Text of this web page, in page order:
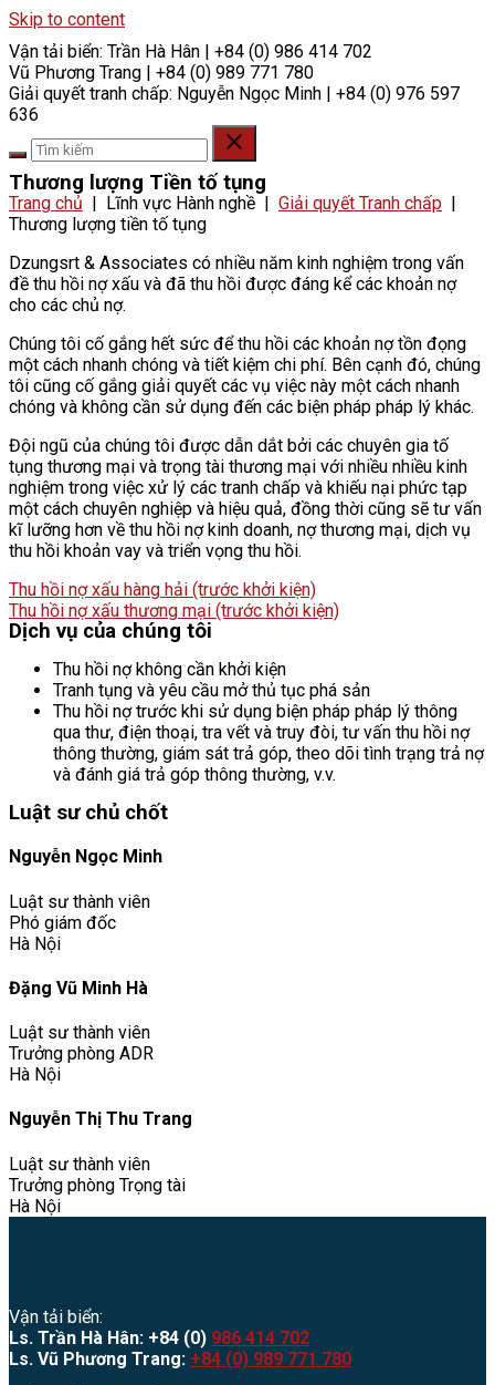
Skip to content
Vận tải biển: Trần Hà Hân | +84 (0) 986 414 702
Vũ Phương Trang | +84 (0) 989 771 780
Giải quyết tranh chấp: Nguyễn Ngọc Minh | +84 (0) 976 597
636
Thương lượng Tiền tố tụng
Trang chủ | Lĩnh vực Hành nghề | Giải quyết Tranh chấp |
Thương lượng tiền tố tụng
Dzungsrt & Associates có nhiều năm kinh nghiệm trong vấn
đề thu hồi nợ xấu và đã thu hồi được đáng kể các khoản nợ
cho các chủ nợ.
Chúng tôi cố gắng hết sức để thu hồi các khoản nợ tồn đọng
một cách nhanh chóng và tiết kiệm chi phí. Bên cạnh đó, chúng
tôi cũng cố gắng giải quyết các vụ việc này một cách nhanh
chóng và không cần sử dụng đến các biện pháp pháp lý khác.
Đội ngũ của chúng tôi được dẫn dắt bởi các chuyên gia tố
tụng thương mại và trọng tài thương mại với nhiều nhiều kinh
nghiệm trong việc xử lý các tranh chấp và khiếu nại phức tạp
một cách chuyên nghiệp và hiệu quả, đồng thời cũng sẽ tư vấn
kĩ lưỡng hơn về thu hồi nợ kinh doanh, nợ thương mại, dịch vụ
thu hồi khoản vay và triển vọng thu hồi.
Thu hồi nợ xấu hàng hải (trước khởi kiện)
Thu hồi nợ xấu thương mại (trước khởi kiện)
Dịch vụ của chúng tôi
Thu hồi nợ không cần khởi kiện
Tranh tụng và yêu cầu mở thủ tục phá sản
Thu hồi nợ trước khi sử dụng biện pháp pháp lý thông
qua thư, điện thoại, tra vết và truy đòi, tư vấn thu hồi nợ
thông thường, giám sát trả góp, theo dõi tình trạng trả nợ
và đánh giá trả góp thông thường, v.v.
Luật sư chủ chốt
Nguyễn Ngọc Minh
Luật sư thành viên
Phó giám đốc
Hà Nội
Đặng Vũ Minh Hà
Luật sư thành viên
Trưởng phòng ADR
Hà Nội
Nguyễn Thị Thu Trang
Luật sư thành viên
Trưởng phòng Trọng tài
Hà Nội
Vận tải biển:
Ls. Trần Hà Hân: +84 (0) 986 414 702
Ls. Vũ Phương Trang: +84 (0) 989 771 780